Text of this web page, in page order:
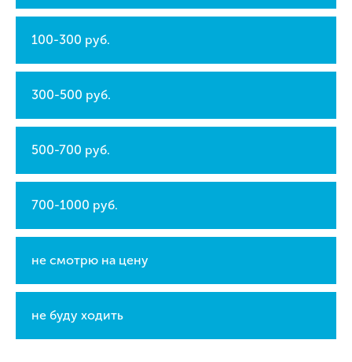
100-300 руб.
300-500 руб.
500-700 руб.
700-1000 руб.
не смотрю на цену
не буду ходить